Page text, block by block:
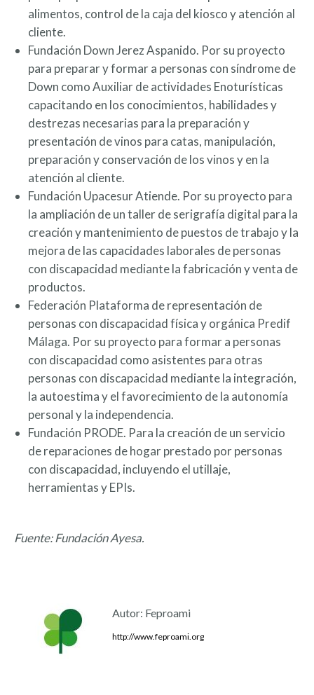
alimentos, control de la caja del kiosco y atención al
cliente.
Fundación Down Jerez Aspanido. Por su proyecto
para preparar y formar a personas con síndrome de
Down como Auxiliar de actividades Enoturísticas
capacitando en los conocimientos, habilidades y
destrezas necesarias para la preparación y
presentación de vinos para catas, manipulación,
preparación y conservación de los vinos y en la
atención al cliente.
Fundación Upacesur Atiende. Por su proyecto para
la ampliación de un taller de serigrafía digital para la
creación y mantenimiento de puestos de trabajo y la
mejora de las capacidades laborales de personas
con discapacidad mediante la fabricación y venta de
productos.
Federación Plataforma de representación de
personas con discapacidad física y orgánica Predif
Málaga. Por su proyecto para formar a personas
con discapacidad como asistentes para otras
personas con discapacidad mediante la integración,
la autoestima y el favorecimiento de la autonomía
personal y la independencia.
Fundación PRODE. Para la creación de un servicio
de reparaciones de hogar prestado por personas
con discapacidad, incluyendo el utillaje,
herramientas y EPIs.
Fuente: Fundación Ayesa.
Autor: Feproami
http://www.feproami.org